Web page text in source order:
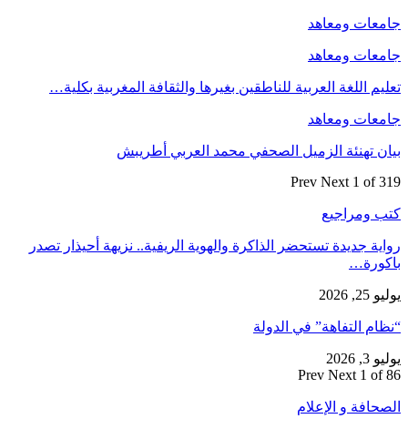
جامعات ومعاهد
جامعات ومعاهد
تعليم اللغة العربية للناطقين بغيرها والثقافة المغربية بكلية…
جامعات ومعاهد
بيان تهنئة الزميل الصحفي محمد العربي أطريبش
Prev Next 1 of 319
كتب ومراجيع
رواية جديدة تستحضر الذاكرة والهوية الريفية.. نزيهة أحيذار تصدر
باكورة…
يوليو 25, 2026
“نظام التفاهة” في الدولة
يوليو 3, 2026
Prev Next 1 of 86
الصحافة و الإعلام